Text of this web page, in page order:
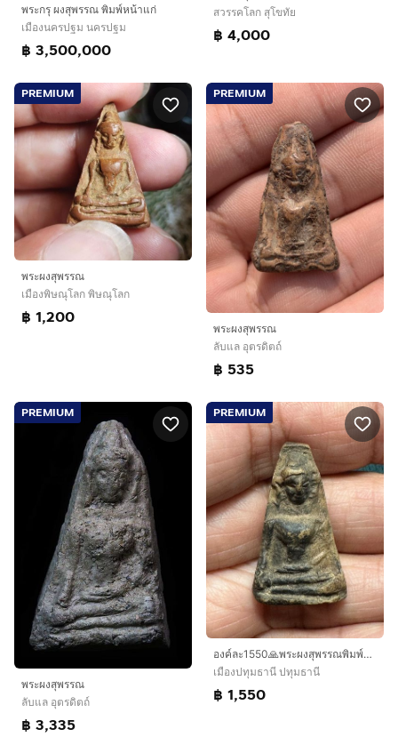
พระกรุ ผงสุพรรณ พิมพ์หน้าแก่
เมืองนครปฐม นครปฐม
฿ 3,500,000
สวรรคโลก สุโขทัย
฿ 4,000
PREMIUM
พระผงสุพรรณ
เมืองพิษณุโลก พิษณุโลก
฿ 1,200
PREMIUM
พระผงสุพรรณ
ลับแล อุตรดิตถ์
฿ 535
PREMIUM
พระผงสุพรรณ
ลับแล อุตรดิตถ์
฿ 3,335
PREMIUM
องค์ละ1550🙏พระผงสุพรรณพิมพ์หน้าแก่🙏พระผงสุพรรณพิมพ์หน้ากลาง
เมืองปทุมธานี ปทุมธานี
฿ 1,550